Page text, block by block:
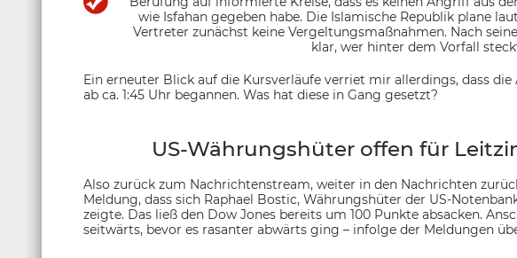
wie Isfahan gegeben habe. Die Islamische Republik plane
Vertreter zunächst keine Vergeltungsmaßnahmen. Nach
klar, wer hinter dem Vorfall
Ein erneuter Blick auf die Kursverläufe verriet mir allerdings, dass
ab ca. 1:45 Uhr begannen. Was hat diese in Gang gesetzt?
US-Währungshüter offen für
Also zurück zum Nachrichtenstream, weiter in den Nachrichten
Meldung, dass sich Raphael Bostic, Währungshüter der US-
zeigte. Das ließ den Dow Jones bereits um 100 Punkte absacken.
seitwärts, bevor es rasanter abwärts ging – infolge der Meldungen